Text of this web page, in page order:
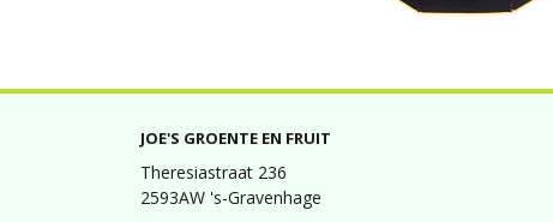
JOE'S GROENTE EN FRUIT
Theresiastraat 236
2593AW 's-Gravenhage